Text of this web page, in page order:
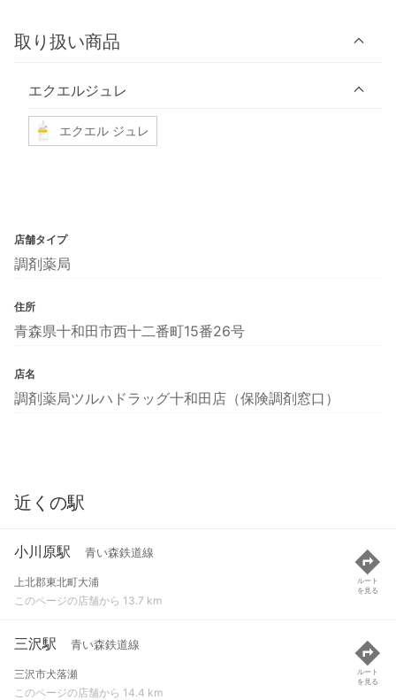
取り扱い商品
エクエルジュレ
エクエル ジュレ
店舗タイプ
調剤薬局
住所
青森県十和田市西十二番町15番26号
店名
調剤薬局ツルハドラッグ十和田店（保険調剤窓口）
近くの駅
小川原駅 青い森鉄道線
上北郡東北町大浦
このページの店舗から 13.7 km
ルート
を見る
三沢駅 青い森鉄道線
三沢市犬落瀬
このページの店舗から 14.4 km
ルート
を見る